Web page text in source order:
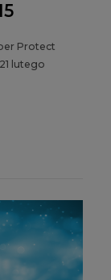
Protect
lutego